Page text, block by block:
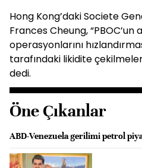
Hong Kong’daki Societe
Frances Cheung, “PBOC’un
operasyonlarını
tarafındaki likidite
dedi.
Öne Çıkanlar
ABD-Venezuela gerilimi petrol